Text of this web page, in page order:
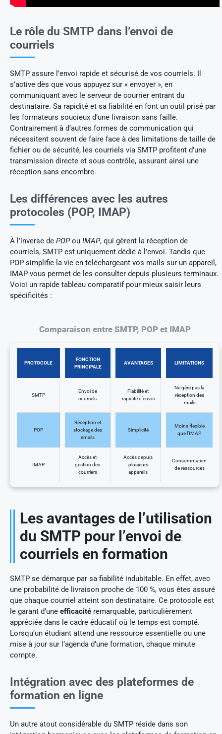
Le rôle du SMTP dans l’envoi de
courriels
SMTP assure l’envoi rapide et sécurisé de vos courriels. Il
s’active dès que vous appuyez sur « envoyer », en
communiquant avec le serveur de courrier entrant du
destinataire. Sa rapidité et sa fiabilité en font un outil prisé par
les formateurs soucieux d’une livraison sans faille.
Contrairement à d’autres formes de communication qui
nécessitent souvent de faire face à des limitations de taille de
fichier ou de sécurité, les courriels via SMTP profitent d’une
transmission directe et sous contrôle, assurant ainsi une
réception sans encombre.
Les différences avec les autres
protocoles (POP, IMAP)
À l’inverse de POPou IMAP, qui gèrent la réception de
courriels, SMTP est uniquement dédié à l’envoi. Tandis que
POP simplifie la vie en téléchargeant vos mails sur un appareil,
IMAP vous permet de les consulter depuis plusieurs terminaux.
Voici un rapide tableau comparatif pour mieux saisir leurs
spécificités :
Comparaison entre SMTP, POP et IMAP
PROTOCOLE
FONCTION
PRINCIPALE
AVANTAGES LIMITATIONS
SMTP
Envoi de
courriels
Fiabilité et
rapidité d’envoi
Ne gère pas la
réception des
mails
POP
Réception et
stockage des
emails
Simplicité
Moins flexible
que l’IMAP
IMAP
Accès et
gestion des
courriers
Accès depuis
plusieurs
appareils
Consommation
de ressources
Les avantages de l’utilisation
du SMTP pour l’envoi de
courriels en formation
SMTP se démarque par sa fiabilité indubitable. En effet, avec
une probabilité de livraison proche de 100 %, vous êtes assuré
que chaque courriel atteint son destinataire. Ce protocole est
le garant d’une efficacité remarquable, particulièrement
appréciée dans le cadre éducatif où le temps est compté.
Lorsqu’un étudiant attend une ressource essentielle ou une
mise à jour sur l’agenda d’une formation, chaque minute
compte.
Intégration avec des plateformes de
formation en ligne
Un autre atout considérable du SMTP réside dans son